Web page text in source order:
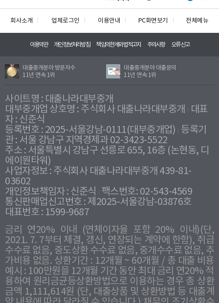
회사소개 업체로그인 이용안내 PC화면보기 전체메뉴
이용약관 개인정보처리방침 책임의한계와법적고지 주의사항 오류신고
대출중개분야 방문자수
11년 연속 1위
대출중개분야 대출문의
11년 연속 1위
사이트명 : 대출나라대부중개
대부중개업 상호명 : 주식회사 대출나라대부중개
대표
자 : 신준식
등록번호 : 2025-서울강남-0111(대부중개업) 등록기
관 : 서울 강남구 지역경제과 02-3423-5522
주소 : 서울특별시 강남구 선릉로 655, 16층 (논현동, 디
에이원타워)
사업자정보 : 주식회사 대출나라대부중개 439-81-
03602
개인정보책임자 : 신준식
팩스번호: 02-543-4569
통신판매업신고번호 : 제2025-서울강남-03876호
대표번호 : 1599-9687
금리 연20% 이내 (연체이자율 포함 20% 이내)(단,
2021. 7. 7부터 체결, 갱신, 연장되는 계약에 한함), 취급
수수료 없음, 중도상환 수수료 없음, 중개수수료 없음, 추
가비용 없음. 상환기간 : 12개월 ~ 60개월 / 총 대출 비용
예시 : 100만원을 12개월 기간 동안 최대 금리 연20% 적
용하여 원리금균등상환방법으로 이용하는 경우 총 상환
금액 1,111,614원 (단, 대출상품 및 상환방법 등 대출계